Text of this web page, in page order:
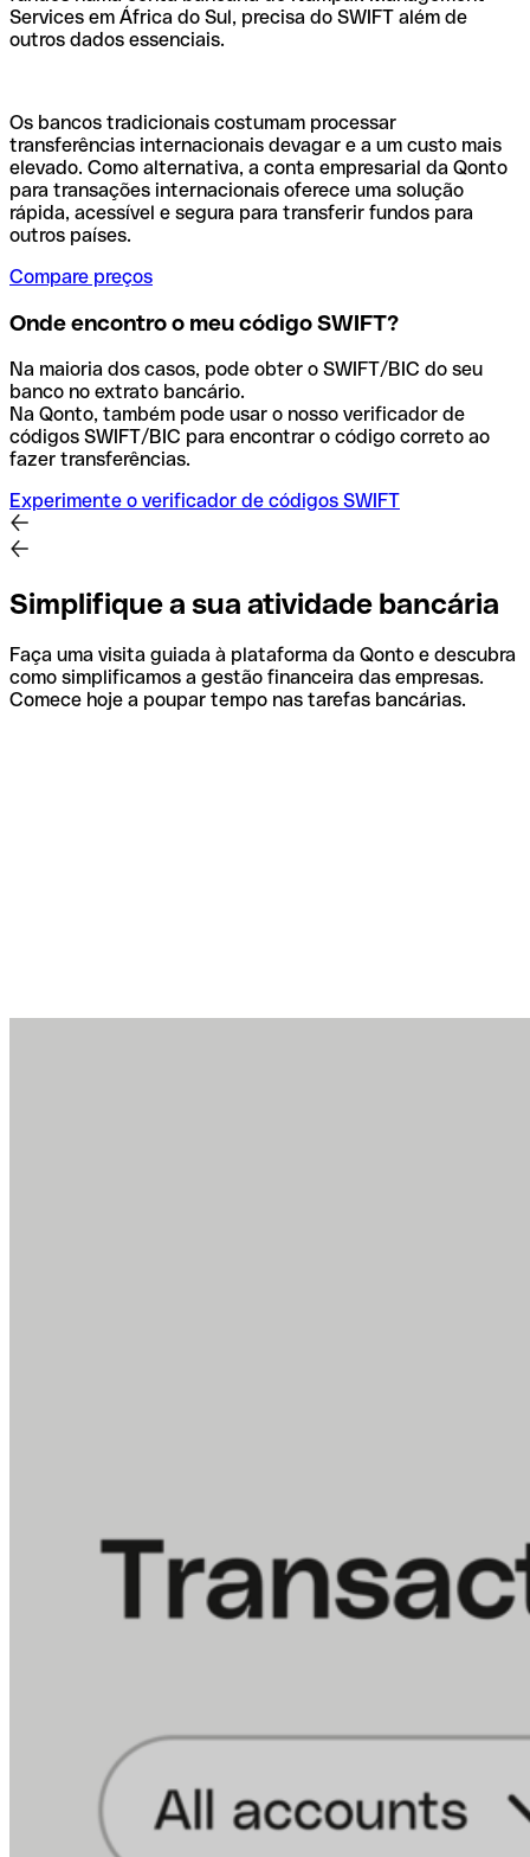
Services em África do Sul, precisa do SWIFT além de
outros dados essenciais.
Os bancos tradicionais costumam processar
transferências internacionais devagar e a um custo mais
elevado. Como alternativa, a conta empresarial da Qonto
para transações internacionais oferece uma solução
rápida, acessível e segura para transferir fundos para
outros países.
Compare preços
Onde encontro o meu código SWIFT?
Na maioria dos casos, pode obter o SWIFT/BIC do seu
banco no extrato bancário.
Na Qonto, também pode usar o nosso verificador de
códigos SWIFT/BIC para encontrar o código correto ao
fazer transferências.
Experimente o verificador de códigos SWIFT
Simplifique a sua atividade bancária
Faça uma visita guiada à plataforma da Qonto e descubra
como simplificamos a gestão financeira das empresas.
Comece hoje a poupar tempo nas tarefas bancárias.